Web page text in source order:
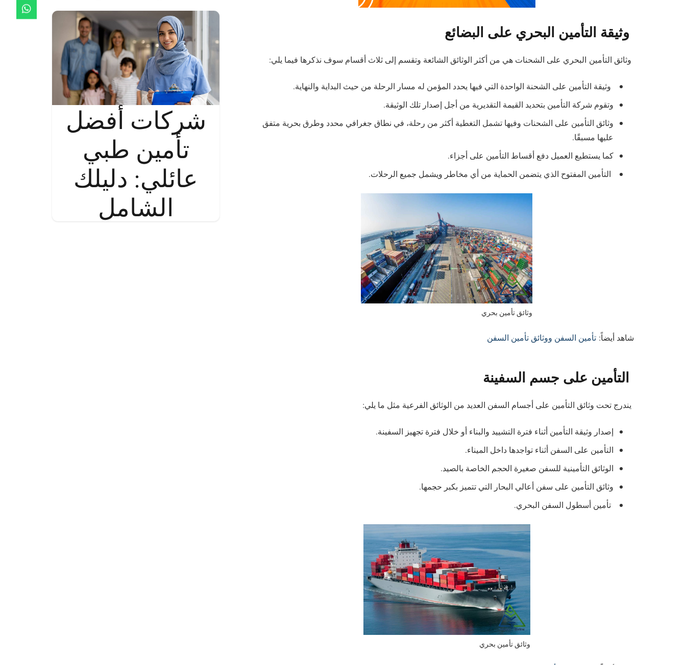
وثيقة التأمين البحري على البضائع
وثائق التأمين البحري على الشحنات هي من أكثر الوثائق الشائعة وتقسم إلى ثلاث أقسام سوف نذكرها فيما يلي:
وثيقة التأمين على الشحنة الواحدة التي فيها يحدد المؤمن له مسار الرحلة من حيث البداية والنهاية.
وتقوم شركة التأمين بتحديد القيمة التقديرية من أجل إصدار تلك الوثيقة.
وثائق التأمين على الشحنات وفيها تشمل التغطية أكثر من رحلة، في نطاق جغرافي محدد وطرق بحرية متفق
عليها مسبقًا.
كما يستطيع العميل دفع أقساط التأمين على أجزاء.
التأمين المفتوح الذي يتضمن الحماية من أي مخاطر ويشمل جميع الرحلات.
وثائق تأمين بحري
شاهد أيضاً: تأمين السفن ووثائق تأمين السفن
التأمين على جسم السفينة
يندرج تحت وثائق التأمين على أجسام السفن العديد من الوثائق الفرعية مثل ما يلي:
إصدار وثيقة التأمين أثناء فترة التشييد والبناء أو خلال فترة تجهيز السفينة.
التأمين على السفن أثناء تواجدها داخل الميناء.
الوثائق التأمينية للسفن صغيرة الحجم الخاصة بالصيد.
وثائق التأمين على سفن أعالي البحار التي تتميز بكبر حجمها.
تأمين أسطول السفن البحري.
وثائق تأمين بحري
شركات أفضل
تأمين طبي
عائلي: دليلك
الشامل